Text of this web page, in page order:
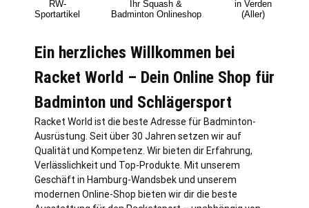
RW-
Sportartikel
Ihr Squash &
Badminton Onlineshop
in Verden
(Aller)
Ein herzliches Willkommen bei
Racket World – Dein Online Shop für
Badminton und Schlägersport
Racket World ist die beste Adresse für Badminton-
Ausrüstung. Seit über 30 Jahren setzen wir auf
Qualität und Kompetenz. Wir bieten dir Erfahrung,
Verlässlichkeit und Top-Produkte. Mit unserem
Geschäft in Hamburg-Wandsbek und unserem
modernen Online-Shop bieten wir dir die beste